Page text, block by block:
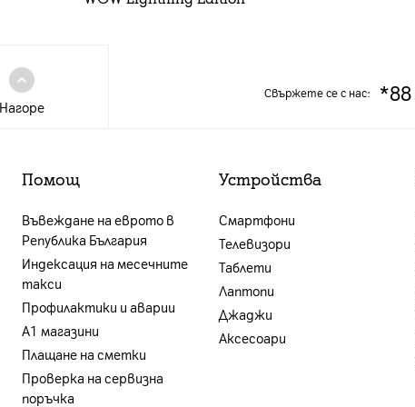
Нагоре
Свържете се с нас: *88
Помощ
Въвеждане на еврото в
Република България
Индексация на месечните
такси
Профилактики и аварии
А1 магазини
Плащане на сметки
Проверка на сервизна
поръчка
Устройства
Смартфони
Телевизори
Таблети
Лаптопи
Джаджи
Аксесоари